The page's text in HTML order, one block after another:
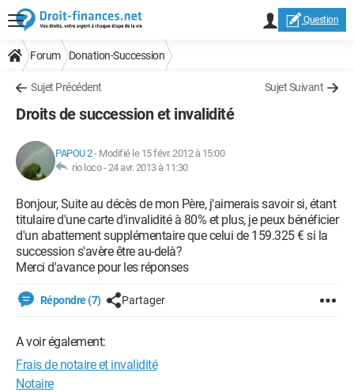
Question
Forum Donation-Succession
Sujet Précédent Sujet Suivant
Droits de succession et invalidité
PAPOU 2- Modifié le 15 févr. 2012 à 15:00
rio loco -24 avr. 2013 à 11:30
Bonjour, Suite au décès de mon Père, j'aimerais savoir si, étant
titulaire d'une carte d'invalidité à 80% et plus, je peux bénéficier
d'un abattement supplémentaire que celui de 159.325 € si la
succession s'avère être au-delà?
Merci d'avance pour les réponses
Répondre (7) Partager
A voir également:
Frais de notaire et invalidité
Notaire